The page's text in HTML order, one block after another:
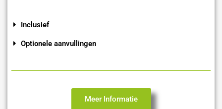
Inclusief
Optionele aanvullingen
Meer Informatie